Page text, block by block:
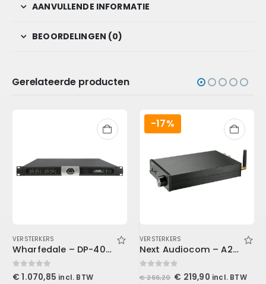
AANVULLENDE INFORMATIE
BEOORDELINGEN (0)
Gerelateerde producten
VERSTERKERS
Wharfedale – DP-4035
0out of 5
€ 1.070,85 incl. BTW
-17%
VERSTERKERS
Next Audiocom – A200
€266,20 Oorspronkelijke
€ 219,90Huidige
incl. BTW